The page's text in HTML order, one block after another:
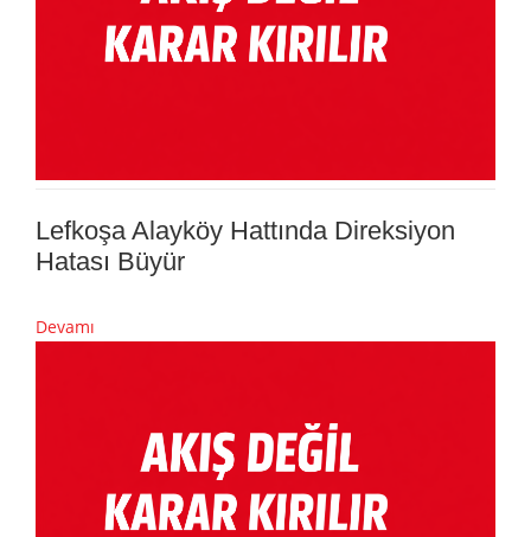
Lefkoşa Alayköy Hattında Direksiyon
Hatası Büyür
Devamı